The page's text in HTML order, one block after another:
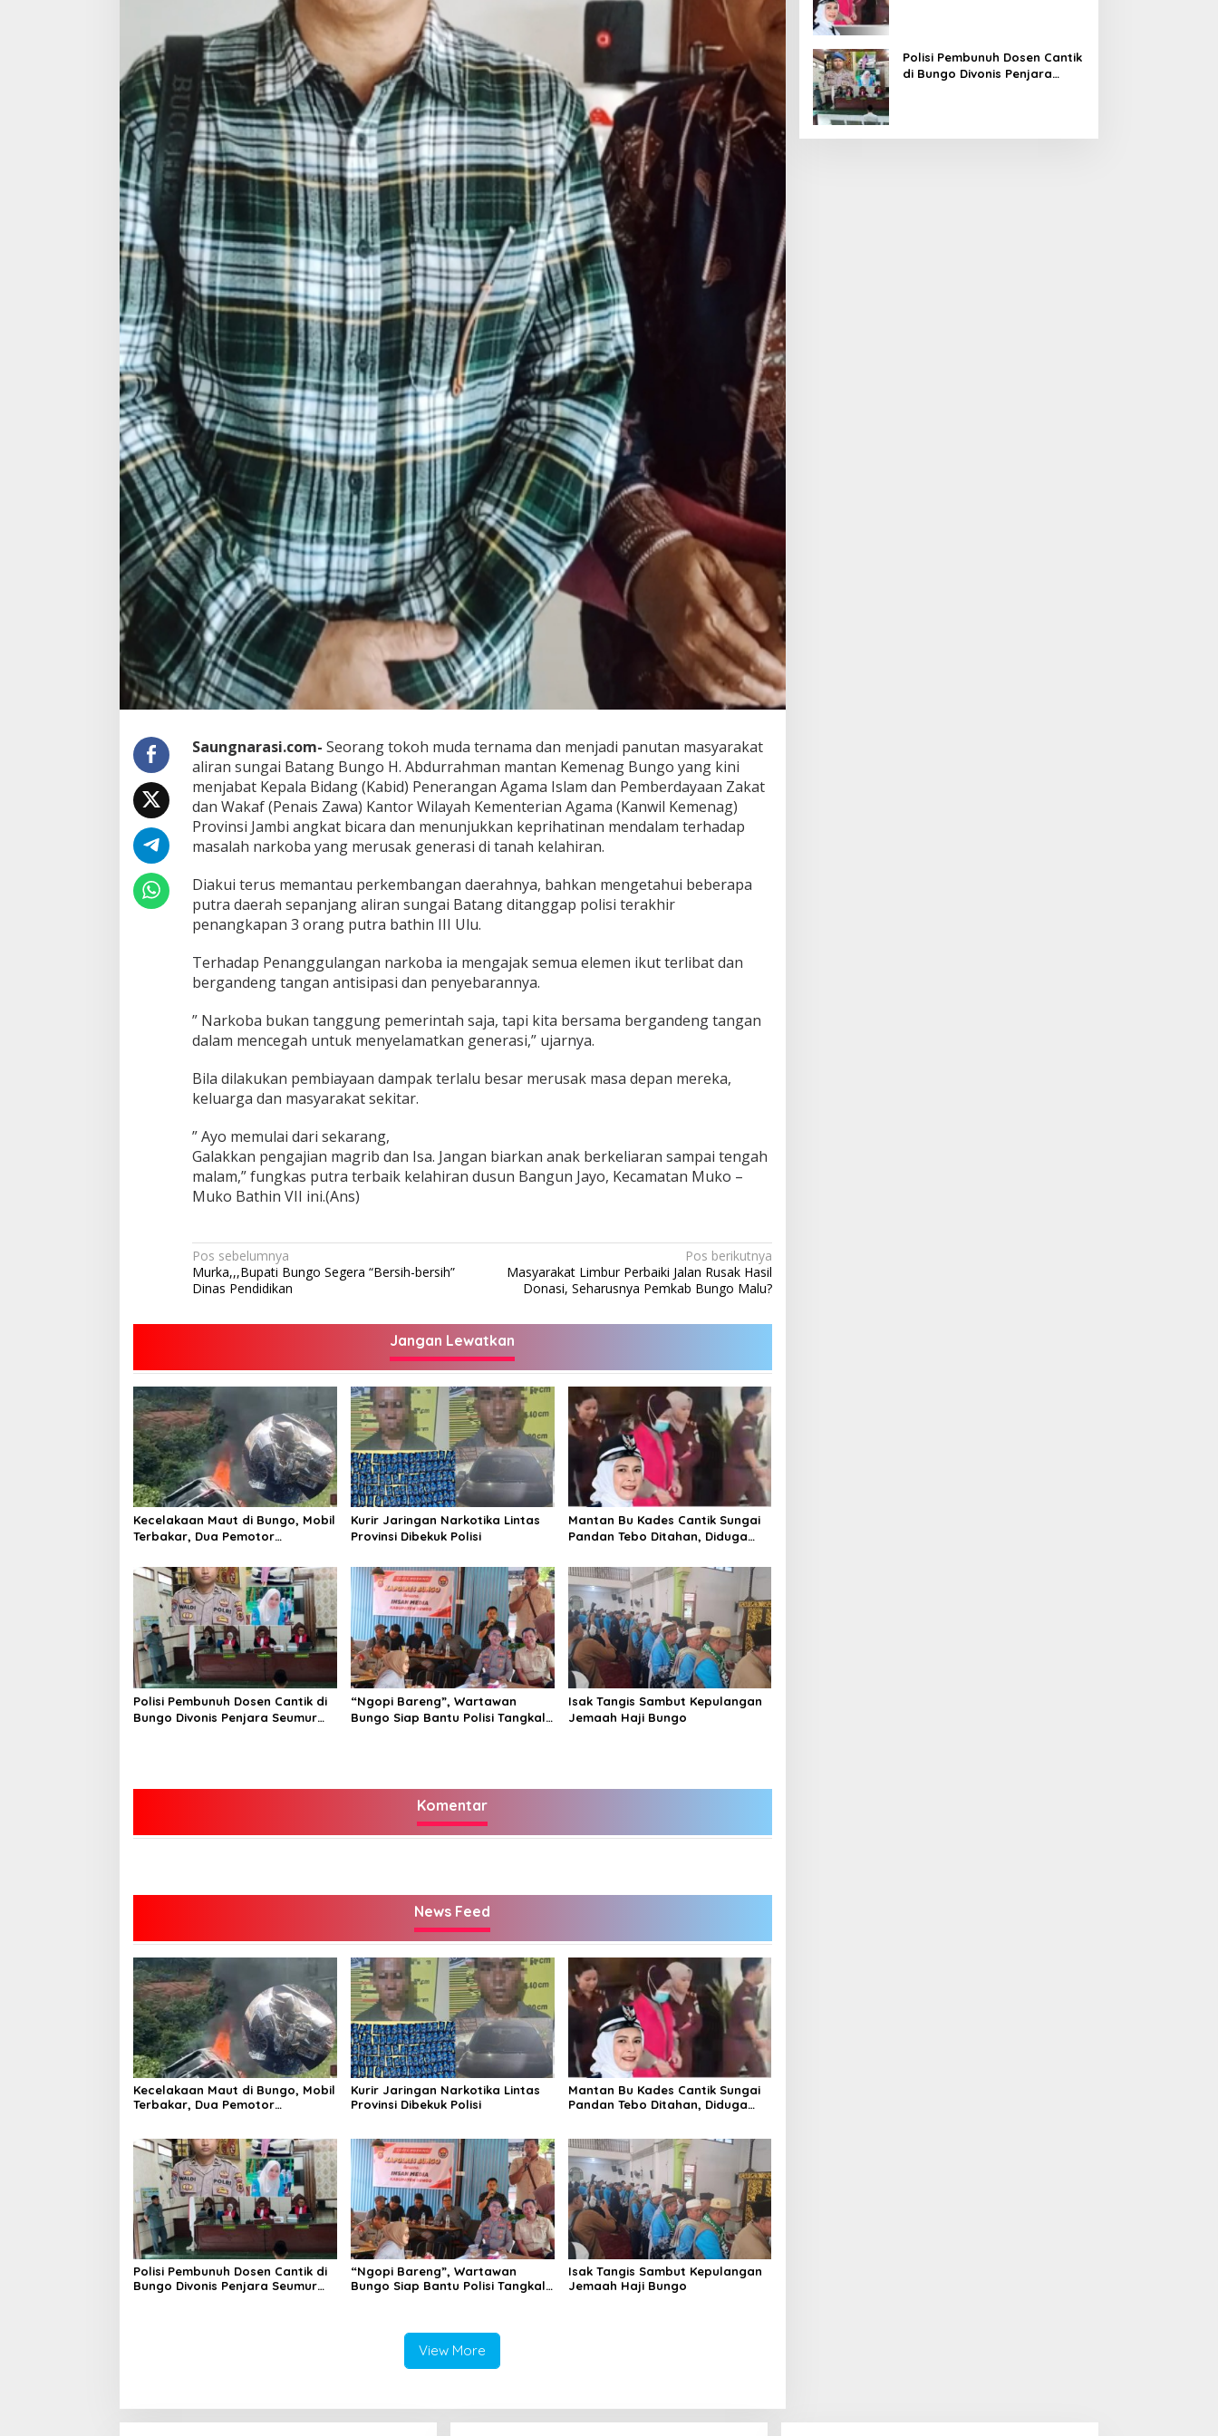
Saungnarasi.com- Seorang tokoh muda ternama dan menjadi panutan masyarakat
aliran sungai Batang Bungo H. Abdurrahman mantan Kemenag Bungo yang kini
menjabat Kepala Bidang (Kabid) Penerangan Agama Islam dan Pemberdayaan Zakat
dan Wakaf (Penais Zawa) Kantor Wilayah Kementerian Agama (Kanwil Kemenag)
Provinsi Jambi angkat bicara dan menunjukkan keprihatinan mendalam terhadap
masalah narkoba yang merusak generasi di tanah kelahiran.
Diakui terus memantau perkembangan daerahnya, bahkan mengetahui beberapa
putra daerah sepanjang aliran sungai Batang ditanggap polisi terakhir
penangkapan 3 orang putra bathin III Ulu.
Terhadap Penanggulangan narkoba ia mengajak semua elemen ikut terlibat dan
bergandeng tangan antisipasi dan penyebarannya.
” Narkoba bukan tanggung pemerintah saja, tapi kita bersama bergandeng tangan
dalam mencegah untuk menyelamatkan generasi,” ujarnya.
Bila dilakukan pembiayaan dampak terlalu besar merusak masa depan mereka,
keluarga dan masyarakat sekitar.
” Ayo memulai dari sekarang,
Galakkan pengajian magrib dan Isa. Jangan biarkan anak berkeliaran sampai tengah
malam,” fungkas putra terbaik kelahiran dusun Bangun Jayo, Kecamatan Muko –
Muko Bathin VII ini.(Ans)
Navigasi
pos
Pos sebelumnya
Murka,,,Bupati Bungo Segera “Bersih-bersih”
Dinas Pendidikan
Pos berikutnya
Masyarakat Limbur Perbaiki Jalan Rusak Hasil
Donasi, Seharusnya Pemkab Bungo Malu?
Jangan Lewatkan
Kecelakaan Maut di Bungo, Mobil
Terbakar, Dua Pemotor
Kurir Jaringan Narkotika Lintas
Provinsi Dibekuk Polisi
Mantan Bu Kades Cantik Sungai
Pandan Tebo Ditahan, Diduga
Polisi Pembunuh Dosen Cantik di
Bungo Divonis Penjara Seumur
“Ngopi Bareng”, Wartawan
Bungo Siap Bantu Polisi Tangkal
Isak Tangis Sambut Kepulangan
Jemaah Haji Bungo
Komentar
News Feed
Kecelakaan Maut di Bungo, Mobil
Terbakar, Dua Pemotor
Kurir Jaringan Narkotika Lintas
Provinsi Dibekuk Polisi
Mantan Bu Kades Cantik Sungai
Pandan Tebo Ditahan, Diduga
Polisi Pembunuh Dosen Cantik di
Bungo Divonis Penjara Seumur
“Ngopi Bareng”, Wartawan
Bungo Siap Bantu Polisi Tangkal
Isak Tangis Sambut Kepulangan
Jemaah Haji Bungo
View More
Polisi Pembunuh Dosen Cantik
di Bungo Divonis Penjara